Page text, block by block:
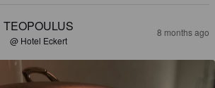
TEOPOULUS
@ Hotel Eckert
8 months ago